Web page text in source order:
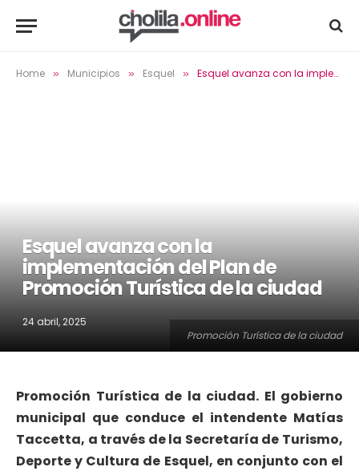
Home » Municipios » Esquel » Esquel avanza con la implementación del Plan de Promoción Turística de la ciudad
Promoción Turística de la ciudad
Esquel avanza con la
implementación del Plan de
Promoción Turística de la ciudad
24 abril, 2025
Promoción Turística de la ciudad. El gobierno
municipal que conduce el intendente Matías
Taccetta, a través de la Secretaría de Turismo,
Deporte y Cultura de Esquel, en conjunto con el